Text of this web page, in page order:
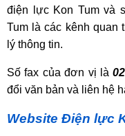
điện lực Kon Tum và
Tum là các kênh quan
lý thông tin.
Số fax của đơn vị là
đổi văn bản và liên hệ
Website Điện lực